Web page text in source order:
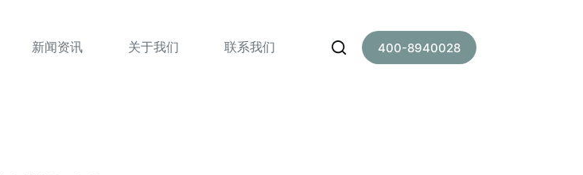
新闻资讯 关于我们 联系我们 400-8940028